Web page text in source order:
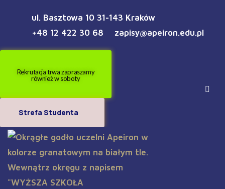
ul. Basztowa 10 31-143 Kraków
+48 12 422 30 68
zapisy@apeiron.edu.pl
Rekrutacja trwa zapraszamy
również w soboty
Strefa Studenta